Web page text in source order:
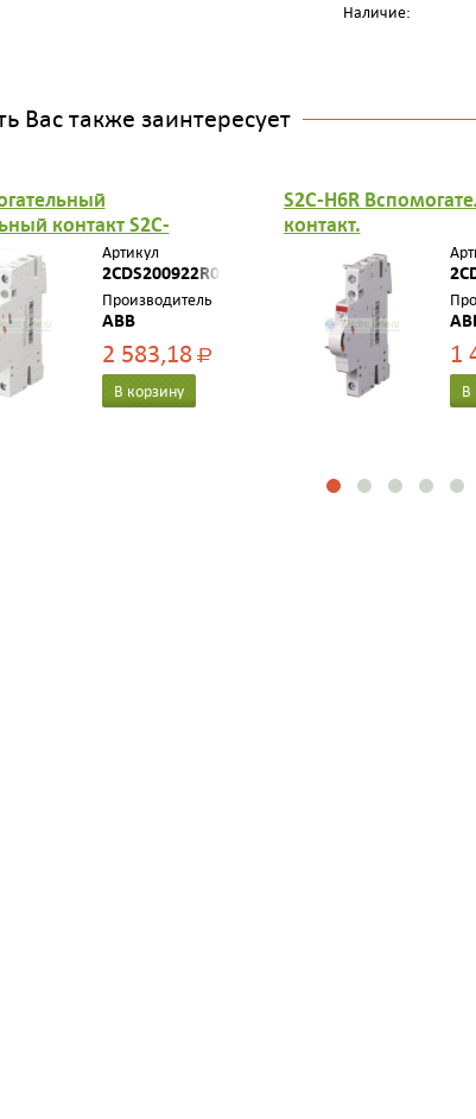
Наличие:
Вас также заинтересует
контакт S2C-
Артикул
2CDS200922R0001
Производитель
ABB
2 583,18Р
В корзину
S2C-H6R
контакт.
1
В